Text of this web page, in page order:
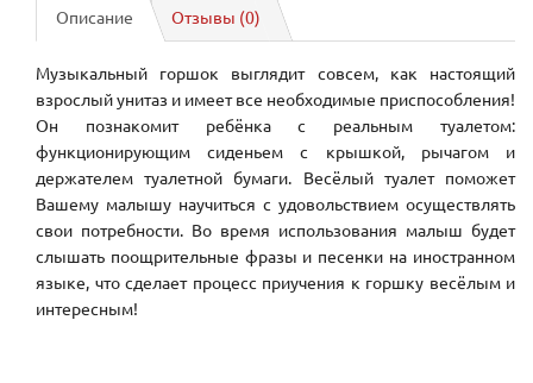
Описание Отзывы (0)
Музыкальный горшок выглядит совсем, как настоящий
взрослый унитаз и имеет все необходимые приспособления!
Он познакомит ребёнка с реальным туалетом:
функционирующим сиденьем с крышкой, рычагом и
держателем туалетной бумаги. Весёлый туалет поможет
Вашему малышу научиться с удовольствием осуществлять
свои потребности. Во время использования малыш будет
слышать поощрительные фразы и песенки на иностранном
языке, что сделает процесс приучения к горшку весёлым и
интересным!